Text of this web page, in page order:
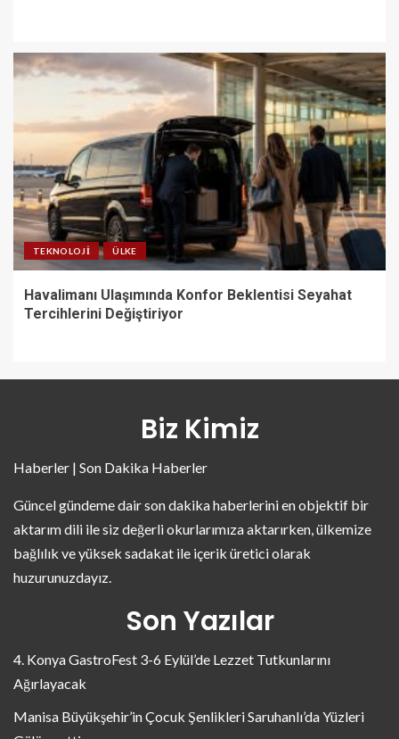
TEKNOLOJI ÜLKE
Havalimanı Ulaşımında Konfor Beklentisi Seyahat
Tercihlerini Değiştiriyor
Biz Kimiz
Haberler | Son Dakika Haberler
Güncel gündeme dair son dakika haberlerini en objektif bir
aktarım dili ile siz değerli okurlarımıza aktarırken, ülkemize
bağlılık ve yüksek sadakat ile içerik üretici olarak
huzurunuzdayız.
Son Yazılar
4. Konya GastroFest 3-6 Eylül’de Lezzet Tutkunlarını
Ağırlayacak
Manisa Büyükşehir’in Çocuk Şenlikleri Saruhanlı’da Yüzleri